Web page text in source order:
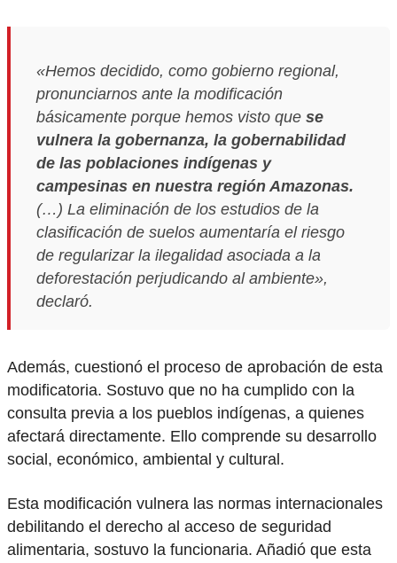
«Hemos decidido, como gobierno regional,
pronunciarnos ante la modificación
básicamente porque hemos visto que se
vulnera la gobernanza, la gobernabilidad
de las poblaciones indígenas y
campesinas en nuestra región Amazonas.
(…) La eliminación de los estudios de la
clasificación de suelos aumentaría el riesgo
de regularizar la ilegalidad asociada a la
deforestación perjudicando al ambiente»,
declaró.
Además, cuestionó el proceso de aprobación de esta
modificatoria. Sostuvo que no ha cumplido con la
consulta previa a los pueblos indígenas, a quienes
afectará directamente. Ello comprende su desarrollo
social, económico, ambiental y cultural.
Esta modificación vulnera las normas internacionales
debilitando el derecho al acceso de seguridad
alimentaria, sostuvo la funcionaria. Añadió que esta